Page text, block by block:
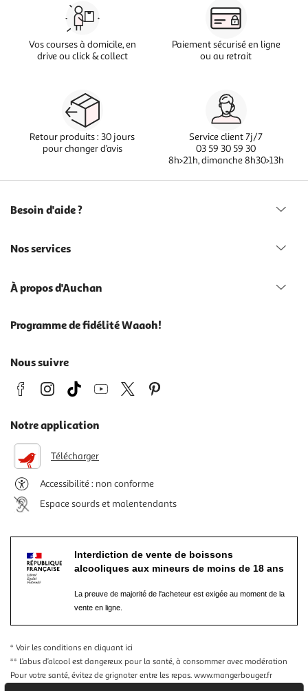
Vos courses à domicile, en
drive ou click & collect
Paiement sécurisé en ligne
ou au retrait
Retour produits : 30 jours
pour changer d’avis
Service client 7j/7
03 59 30 59 30
8h>21h, dimanche 8h30>13h
Besoin d'aide ?
Nos services
À propos d'Auchan
Programme de fidélité Waaoh!
Nous suivre
Notre application
Télécharger
Accessibilité : non conforme
Espace sourds et malentendants
Interdiction de vente de boissons
alcooliques aux mineurs de moins de 18 ans
La preuve de majorité de l'acheteur est exigée au moment de la
vente en ligne.
* Voir les conditions en cliquant ici
** L’abus d’alcool est dangereux pour la santé, à consommer avec modération
Pour votre santé, évitez de grignoter entre les repas. www.mangerbouger.fr